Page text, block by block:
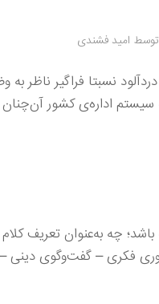
توسط امید فشندی
نسبتا فراگیر ناظر به
اداره‌ی كشور
چه به‌عنوان تعریف كلام
فكری – گفت‌وگوی دینی